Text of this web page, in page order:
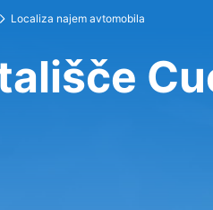
Localiza najem avtomobila